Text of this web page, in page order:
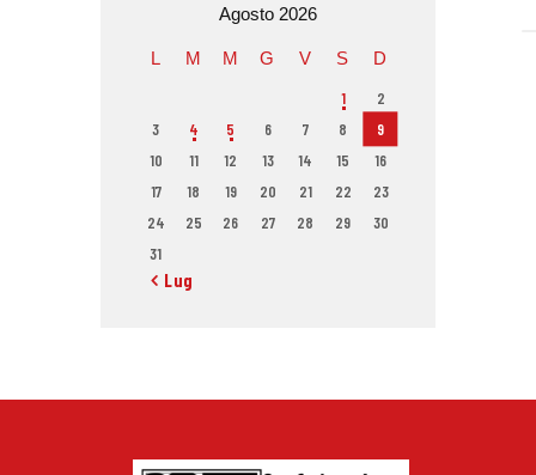
Agosto 2026
L M M G V S D
1
2
3
4 5 6 7 8
9
10
11 12 13 14 15
16
17
18 19 20 21 22
23
24
25 26 27 28 29
30
31
« Lug